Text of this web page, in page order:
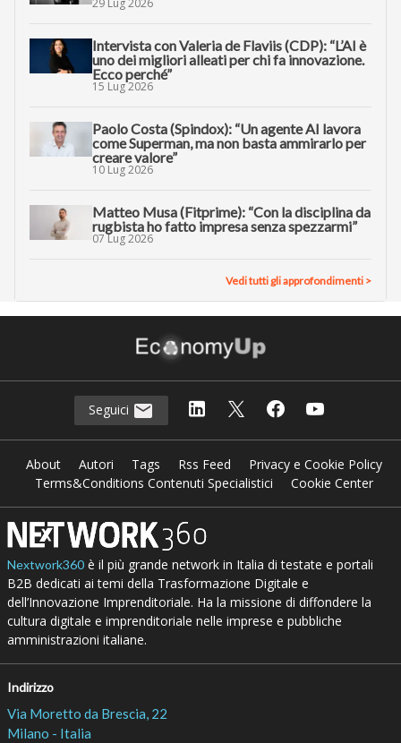
Intervista con Valeria de Flaviis (CDP): “L’AI è
uno dei migliori alleati per chi fa innovazione.
Ecco perché”
15 Lug 2026
Paolo Costa (Spindox): “Un agente AI lavora
come Superman, ma non basta ammirarlo per
creare valore”
10 Lug 2026
Matteo Musa (Fitprime): “Con la disciplina da
rugbista ho fatto impresa senza spezzarmi”
07 Lug 2026
Vedi tutti gli approfondimenti >
Seguici
About Autori Tags Rss Feed
Privacy e Cookie Policy
Terms&Conditions Contenuti Specialistici
Cookie Center
Nextwork360è il più grande network in Italia di testate e portali
B2B dedicati ai temi della Trasformazione Digitale e
dell’Innovazione Imprenditoriale. Ha la missione di diffondere la
cultura digitale e imprenditoriale nelle imprese e pubbliche
amministrazioni italiane.
Indirizzo
Via Moretto da Brescia, 22
Milano - Italia